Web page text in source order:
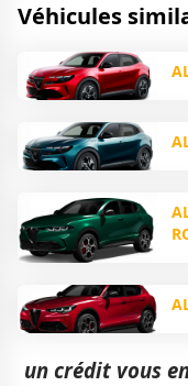
Véhicules
un crédit vous